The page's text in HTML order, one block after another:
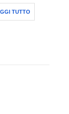
TUTTO